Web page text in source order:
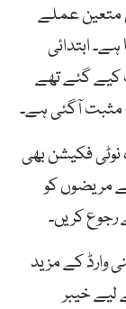
متعین عملے
ابتدائی
کے ٹیسٹ کیے گئے تھے
فکیشن بھی
مریضوں کو
رجوع کریں۔
وارڈ کے مزید
لیے خیبر